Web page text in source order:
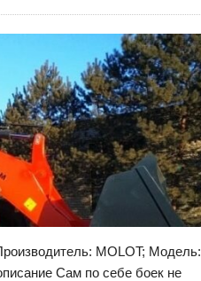
MOLOT; Модель:
Сам по себе боек не